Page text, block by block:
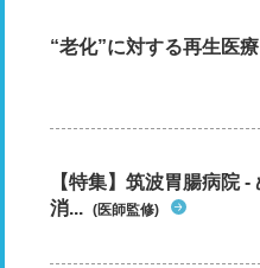
“老化”に対する再生医
【特集】筑波胃腸病院
消... (医師監修)